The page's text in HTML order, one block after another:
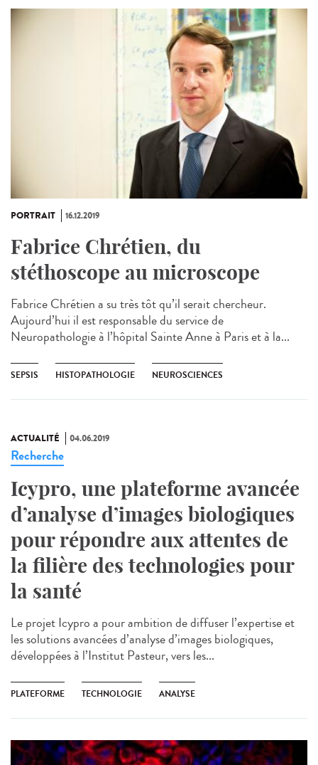
PORTRAIT 16.12.2019
Fabrice Chrétien, du
stéthoscope au microscope
Fabrice Chrétien a su très tôt qu’il serait chercheur.
Aujourd’hui il est responsable du service de
Neuropathologie à l’hôpital Sainte Anne à Paris​ et à la...
SEPSIS HISTOPATHOLOGIE NEUROSCIENCES
ACTUALITÉ 04.06.2019
Recherche
Icypro, une plateforme avancée
d’analyse d’images biologiques
pour répondre aux attentes de
la filière des technologies pour
la santé
Le projet Icypro a pour ambition de diffuser l’expertise et
les solutions avancées d’analyse d’images biologiques,
développées à l’Institut Pasteur, vers les...
PLATEFORME TECHNOLOGIE ANALYSE